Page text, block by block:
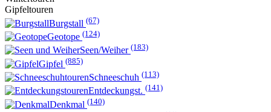
Gipfeltouren
Burgstall (67)
Geotope (124)
Seen/Weiher (183)
Gipfel (885)
Schneeschuh (113)
Entdeckungst. (141)
Denkmal (140)